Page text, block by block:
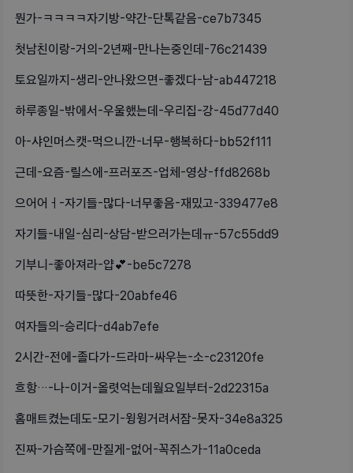
뭔가-ㅋㅋㅋㅋ자기방-약간-단톡같음-ce7b7345
첫남친이랑-거의-2년째-만나는중인데-76c21439
토요일까지-생리-안나왔으면-좋겠다-남-ab447218
하루종일-밖에서-우울했는데-우리집-강-45d77d40
아-샤인머스캣-먹으니깐-너무-행복하다-bb52f111
근데-요즘-릴스에-프러포즈-업체-영상-ffd8268b
으어어ㅓ-자기들-많다-너무좋음-재밌고-339477e8
자기들-내일-심리-상담-받으러가는데ㅠ-57c55dd9
기부니-좋아져라-얍💕-be5c7278
따뜻한-자기들-많다-20abfe46
여자들의-승리다-d4ab7efe
2시간-전에-졸다가-드라마-싸우는-소-c23120fe
흐항…-나-이거-올렷억는데월요일부터-2d22315a
홈매트켰는데도-모기-윙윙거려서잠-못자-34e8a325
진짜-가슴쪽에-만질게-없어-꼭쥐스가-11a0ceda